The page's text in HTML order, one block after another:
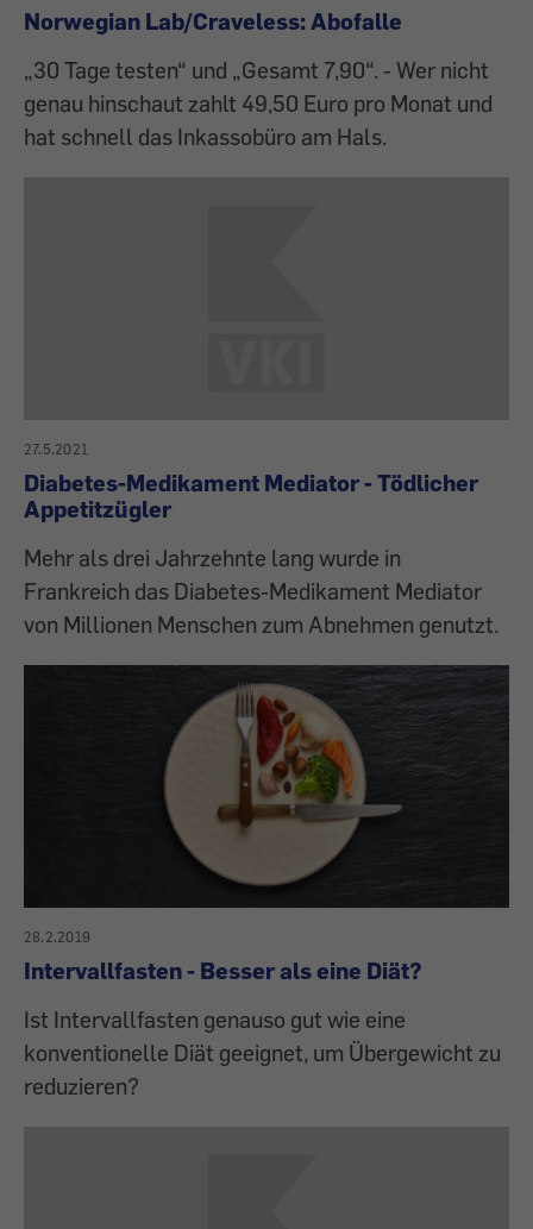
Norwegian Lab/Craveless: Abofalle
„30 Tage testen“ und „Gesamt 7,90“. - Wer nicht
genau hinschaut zahlt 49,50 Euro pro Monat und
hat schnell das Inkassobüro am Hals.
27.5.2021
Diabetes-Medikament Mediator - Tödlicher
Appetitzügler
Mehr als drei Jahrzehnte lang wurde in
Frankreich das Diabetes-Medikament Mediator
von Millionen Menschen zum Abnehmen genutzt.
28.2.2019
Intervallfasten - Besser als eine Diät?
Ist Intervallfasten genauso gut wie eine
konventionelle Diät geeignet, um Übergewicht zu
reduzieren?